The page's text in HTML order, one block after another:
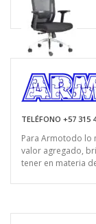
TELÉFONO +57 315
Para Armotodo lo
valor agregado,
tener en materia